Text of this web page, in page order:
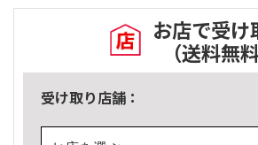
お店で受け
（送料無料
受け取り店舗：